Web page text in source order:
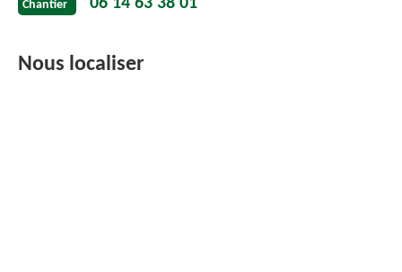
Chantier 06 14 63 38 01
Nous localiser